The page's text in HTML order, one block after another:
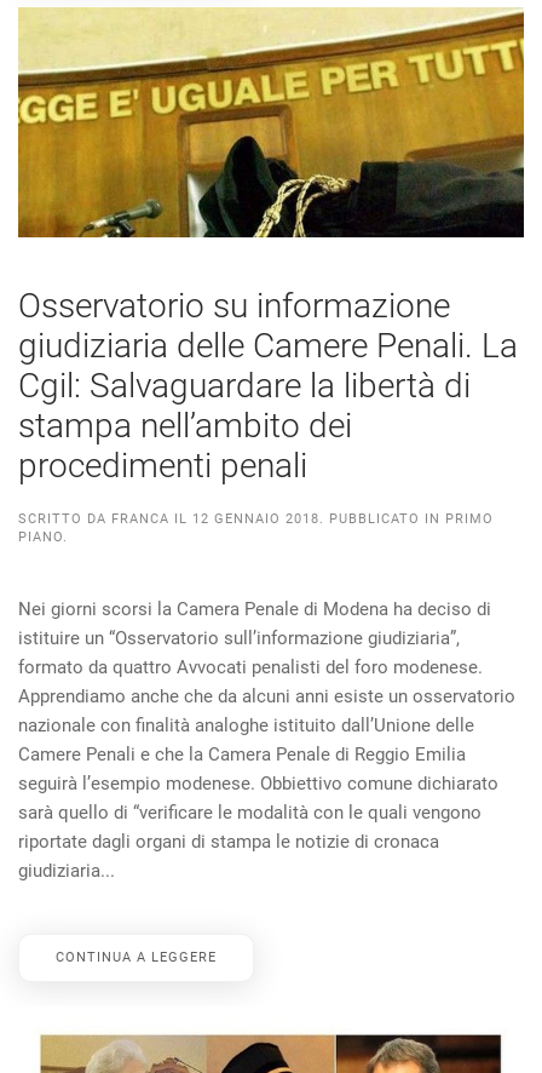
Osservatorio su informazione
giudiziaria delle Camere Penali. La
Cgil: Salvaguardare la libertà di
stampa nell’ambito dei
procedimenti penali
SCRITTO DA FRANCA IL 12 GENNAIO 2018. PUBBLICATO IN
PRIMO
PIANO.
Nei giorni scorsi la Camera Penale di Modena ha deciso di
istituire un “Osservatorio sull’informazione giudiziaria”,
formato da quattro Avvocati penalisti del foro modenese.
Apprendiamo anche che da alcuni anni esiste un osservatorio
nazionale con finalità analoghe istituito dall’Unione delle
Camere Penali e che la Camera Penale di Reggio Emilia
seguirà l’esempio modenese. Obbiettivo comune dichiarato
sarà quello di “verificare le modalità con le quali vengono
riportate dagli organi di stampa le notizie di cronaca
giudiziaria...
CONTINUA A LEGGERE